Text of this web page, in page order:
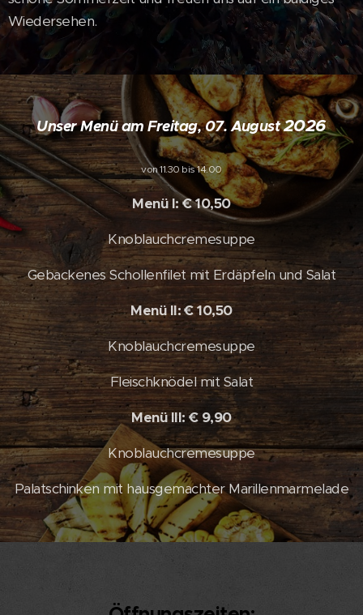
Wiedersehen.
Unser Menü am Freitag, 07. August2026
von 11.30 bis 14.00
Menü I: € 10,50
Knoblauchcremesuppe
Gebackenes Schollenfilet mit Erdäpfeln und Salat
Menü II: € 10,50
Knoblauchcremesuppe
Fleischknödel mit Salat
Menü III: € 9,90
Knoblauchcremesuppe
Palatschinken mit hausgemachter Marillenmarmelade